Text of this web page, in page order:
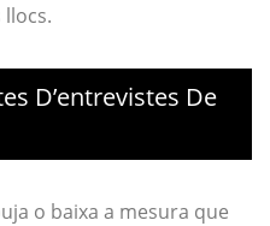
D’entrevistes De
o baixa a mesura que